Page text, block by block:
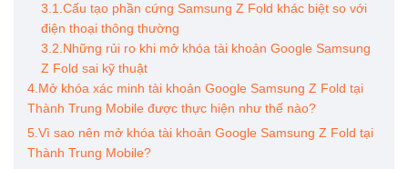
3.1.Cấu tạo phần cứng Samsung Z Fold khác biệt so với
điện thoại thông thường
3.2.Những rủi ro khi mở khóa tài khoản Google Samsung
Z Fold sai kỹ thuật
4.Mở khóa xác minh tài khoản Google Samsung Z Fold tại
Thành Trung Mobile được thực hiện như thế nào?
5.Vì sao nên mở khóa tài khoản Google Samsung Z Fold tại
Thành Trung Mobile?